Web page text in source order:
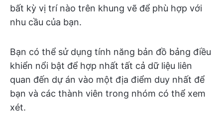
bất kỳ vị trí nào trên khung vẽ để phù hợp với
nhu cầu của bạn.
Bạn có thể sử dụng tính năng bản đồ bảng điều
khiển nổi bật để hợp nhất tất cả dữ liệu liên
quan đến dự án vào một địa điểm duy nhất để
bạn và các thành viên trong nhóm có thể xem
xét.